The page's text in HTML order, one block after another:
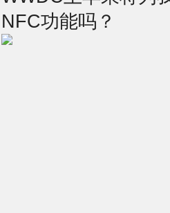
NFC功能吗？